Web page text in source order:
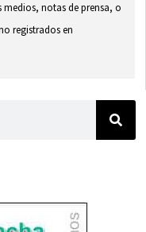
notas de prensa, o
registrados en